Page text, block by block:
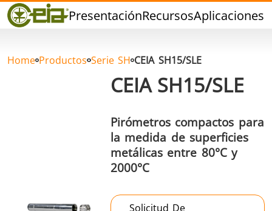
PresentaciónRecursosAplicaciones
Calidad
Distribuidores
Blog
Soldadura con
Estaño
Home Productos Serie SH CEIA SH15/SLE
CEIA SH15/SLE
Pirómetros compactos para
la medida de superficies
metálicas entre 80°C y
2000°C
Solicitud De